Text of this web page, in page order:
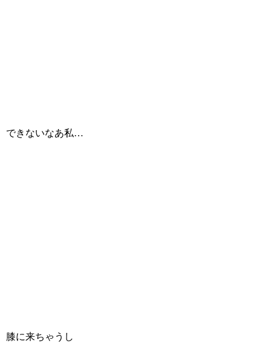
できないなあ私…
膝に来ちゃうし